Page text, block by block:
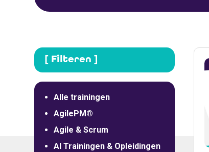
[ Filteren ]
Alle trainingen
AgilePM®
Agile & Scrum
AI Trainingen & Opleidingen